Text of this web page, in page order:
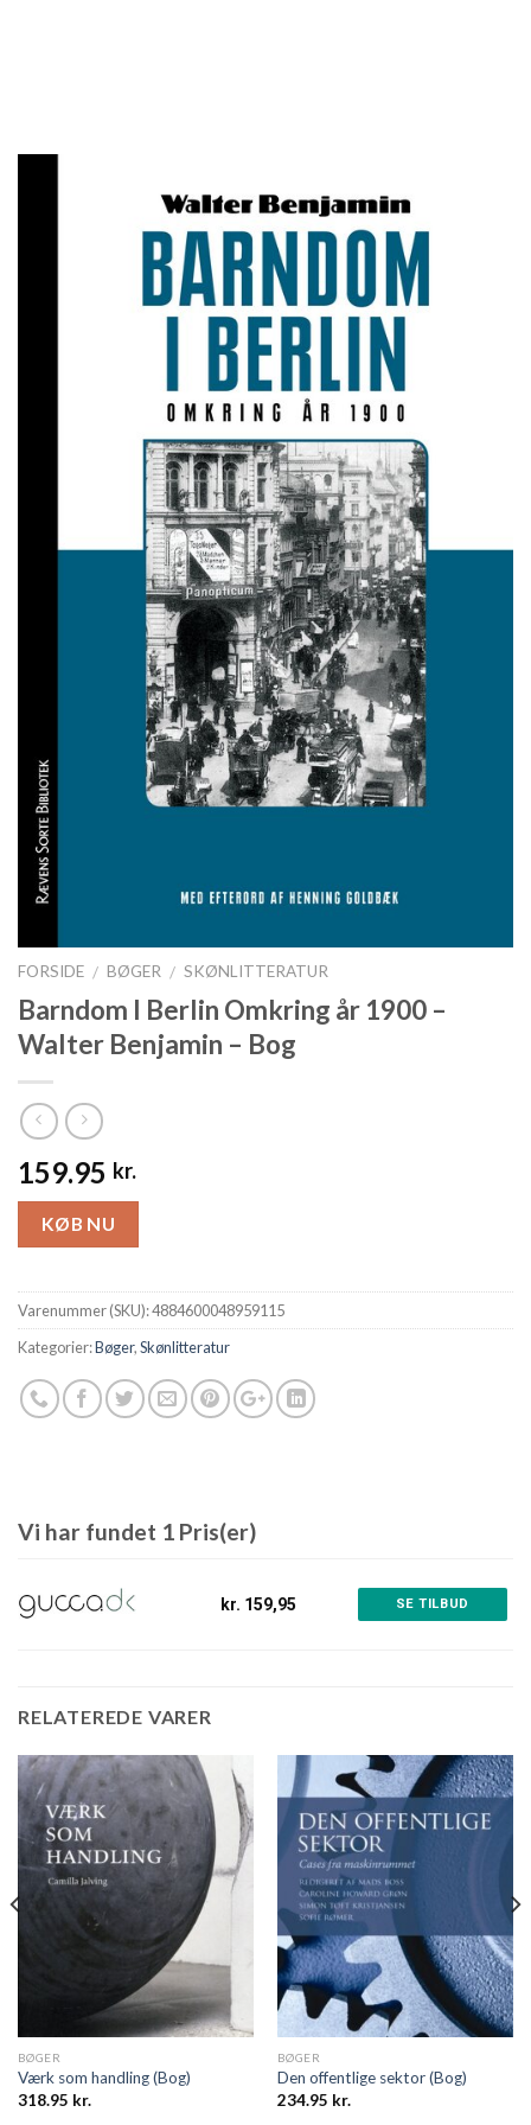
FORSIDE / BØGER / SKØNLITTERATUR
Barndom I Berlin Omkring år 1900 –
Walter Benjamin – Bog
159.95 kr.
KØB NU
Varenummer (SKU):4884600048959115
Kategorier:Bøger,Skønlitteratur
Vi har fundet 1 Pris(er)
kr. 159,95 SE TILBUD
RELATEREDE VARER
BØGER
Værk som handling (Bog)
318.95 kr.
BØGER
Den offentlige sektor (Bog)
234.95 kr.